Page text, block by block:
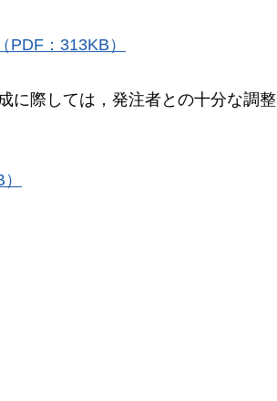
：313KB）
に際しては，発注者との十分な調整